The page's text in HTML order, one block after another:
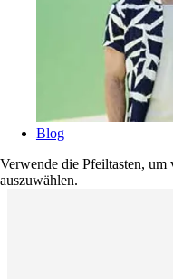
Blog
Verwende die Pfeiltasten, um
auszuwählen.